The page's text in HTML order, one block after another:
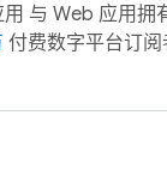
与 Web 应用拥
付费数字平台订阅